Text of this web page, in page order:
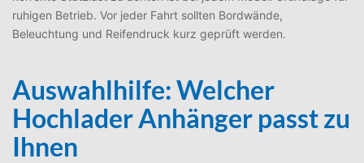
ruhigen Betrieb. Vor jeder Fahrt sollten Bordwände,
Beleuchtung und Reifendruck kurz geprüft werden.
Auswahlhilfe: Welcher
Hochlader Anhänger passt zu
Ihnen